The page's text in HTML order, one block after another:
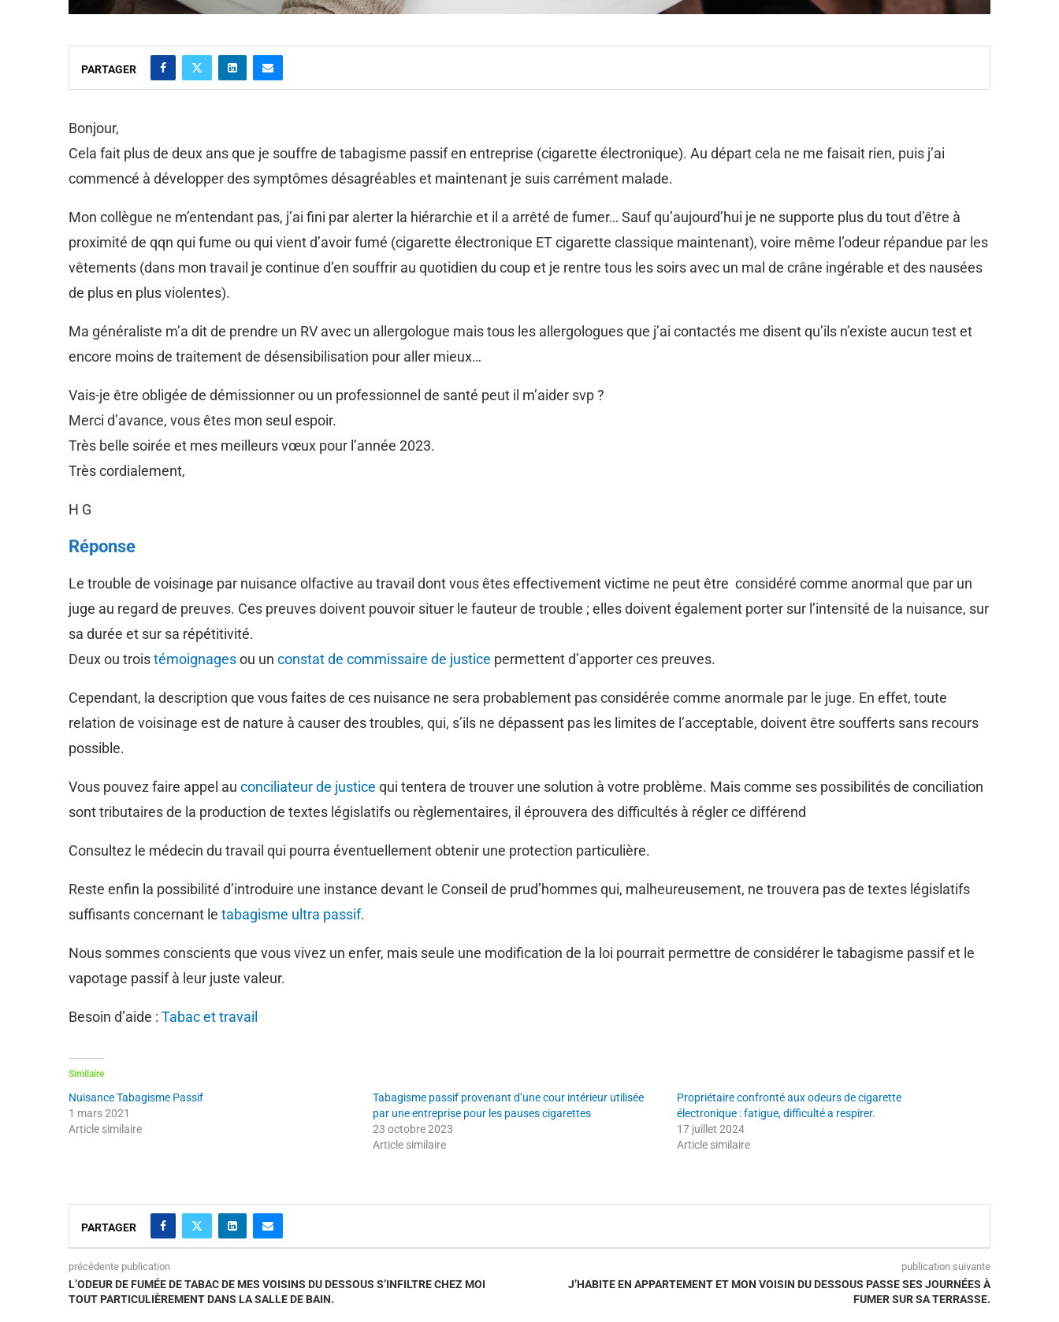
PARTAGER
Bonjour,
Cela fait plus de deux ans que je souffre de tabagisme passif en entreprise (cigarette électronique). Au départ cela ne me faisait rien, puis j’ai
commencé à développer des symptômes désagréables et maintenant je suis carrément malade.
Mon collègue ne m’entendant pas, j’ai fini par alerter la hiérarchie et il a arrêté de fumer… Sauf qu’aujourd’hui je ne supporte plus du tout d’être à
proximité de qqn qui fume ou qui vient d’avoir fumé (cigarette électronique ET cigarette classique maintenant), voire même l’odeur répandue par les
vêtements (dans mon travail je continue d’en souffrir au quotidien du coup et je rentre tous les soirs avec un mal de crâne ingérable et des nausées
de plus en plus violentes).
Ma généraliste m’a dit de prendre un RV avec un allergologue mais tous les allergologues que j’ai contactés me disent qu’ils n’existe aucun test et
encore moins de traitement de désensibilisation pour aller mieux…
Vais-je être obligée de démissionner ou un professionnel de santé peut il m’aider svp ?
Merci d’avance, vous êtes mon seul espoir.
Très belle soirée et mes meilleurs vœux pour l’année 2023.
Très cordialement,
H G
Réponse
Le trouble de voisinage par nuisance olfactive au travail dont vous êtes effectivement victime ne peut être considéré comme anormal que par un
juge au regard de preuves. Ces preuves doivent pouvoir situer le fauteur de trouble ; elles doivent également porter sur l’intensité de la nuisance, sur
sa durée et sur sa répétitivité.
Deux ou troistémoignagesou un constat de commissaire de justice permettent d’apporter ces preuves.
Cependant, la description que vous faites de ces nuisance ne sera probablement pas considérée comme anormale par le juge. En effet, toute
relation de voisinage est de nature à causer des troubles, qui, s’ils ne dépassent pas les limites de l’acceptable, doivent être soufferts sans recours
possible.
Vous pouvez faire appel au conciliateur de justice qui tentera de trouver une solution à votre problème. Mais comme ses possibilités de conciliation
sont tributaires de la production de textes législatifs ou règlementaires, il éprouvera des difficultés à régler ce différend
Consultez le médecin du travail qui pourra éventuellement obtenir une protection particulière.
Reste enfin la possibilité d’introduire une instance devant le Conseil de prud’hommes qui, malheureusement, ne trouvera pas de textes législatifs
suffisants concernant le tabagisme ultra passif.
Nous sommes conscients que vous vivez un enfer, mais seule une modification de la loi pourrait permettre de considérer le tabagisme passif et le
vapotage passif à leur juste valeur.
Besoin d’aide : Tabac et travail
Similaire
Nuisance Tabagisme Passif
1 mars 2021
Article similaire
Tabagisme passif provenant d’une cour intérieur utilisée
par une entreprise pour les pauses cigarettes
23 octobre 2023
Article similaire
Propriétaire confronté aux odeurs de cigarette
électronique : fatigue, difficulté a respirer.
17 juillet 2024
Article similaire
PARTAGER
précédente publication
L’ODEUR DE FUMÉE DE TABAC DE MES VOISINS DU DESSOUS S’INFILTRE CHEZ MOI
TOUT PARTICULIÈREMENT DANS LA SALLE DE BAIN.
publication suivante
J’HABITE EN APPARTEMENT ET MON VOISIN DU DESSOUS PASSE SES JOURNÉES À
FUMER SUR SA TERRASSE.